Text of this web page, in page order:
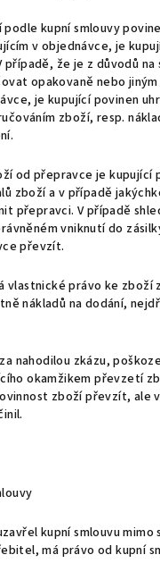
kupní smlouvy
v objednávce, je
případě, že je z důvodů
opakovaně nebo
je kupující povinen
zboží, resp.
od přepravce je kupující
zboží a v případě
přepravci. V případě
vniknutí do
převzít.
vlastnické právo ke zboží
nákladů na dodání,
nahodilou zkázu,
okamžikem převzetí
zboží převzít, ale
kupní smlouvu
má právo od kupní